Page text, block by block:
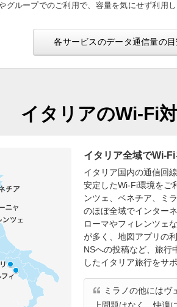
グループでのご利用で、容量を気にせず利用
各サービスのデータ通信量の
イタリアのWi-Fi
イタリア全域でWi-
イタリア国内の通信回
安定したWi-Fi環境をご
ンツェ、ベネチア、ミ
のほぼ全域でインター
ローマやフィレンツェ
が多く、地図アプリの
NSへの投稿など、旅行
したイタリア旅行をサ
ミラノの他にはヴ
上問題はなく、快適